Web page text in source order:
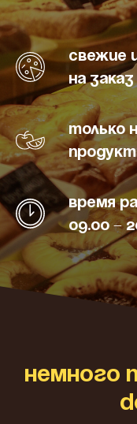
Свежие
на заказ
Только
Время
09.00 –
Немного